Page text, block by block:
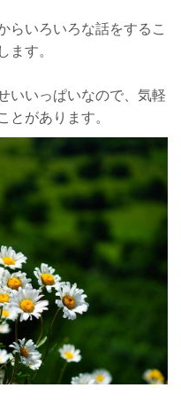
らいろいろな話をするこ
す。
いいっぱいなので、気軽
があります。